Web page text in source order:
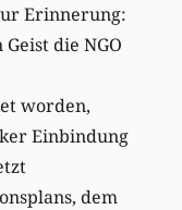
Erinnerung:
die NGO
worden,
Einbindung
dem